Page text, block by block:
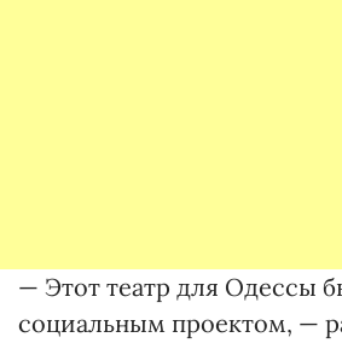
— Этот театр для Одессы
социальным проектом, —